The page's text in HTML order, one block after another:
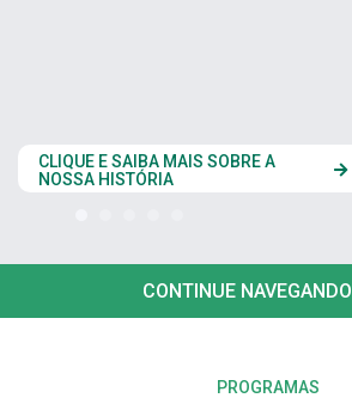
CLIQUE AQUI
CONTINUE NAVEGANDO
PROGRAMAS